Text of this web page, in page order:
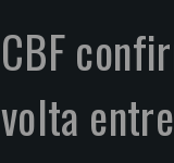
CBF
volta